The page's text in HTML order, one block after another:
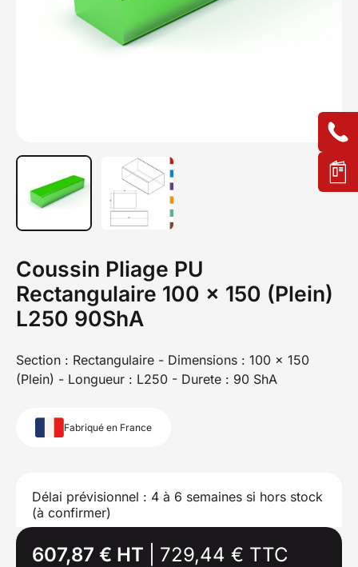
Coussin Pliage PU
Rectangulaire 100 x 150 (Plein)
L250 90ShA
Section : Rectangulaire - Dimensions : 100 x 150
(Plein) - Longueur : L250 - Durete : 90 ShA
Fabriqué en France
Délai prévisionnel : 4 à 6 semaines si hors stock
(à confirmer)
607,87 € HT 729,44 € TTC